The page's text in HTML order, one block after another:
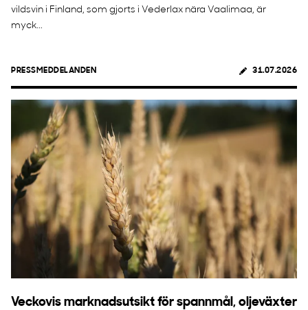
vildsvin i Finland, som gjorts i Vederlax nära Vaalimaa, är
myck...
PRESSMEDDELANDEN 31.07.2026
Veckovis marknadsutsikt för spannmål, oljeväxter